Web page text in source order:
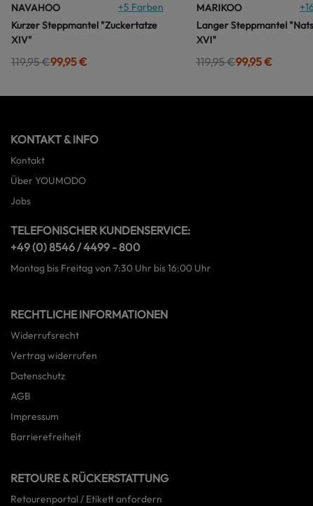
NAVAHOO +5 Farben
Kurzer Steppmantel "Zuckertatze
XIV"
119,95 €99,95 €
MARIKOO +
Langer Steppmantel
XVI"
119,95 €99,95 €
KONTAKT & INFO
Kontakt
Über YOUMODO
Jobs
TELEFONISCHER KUNDENSERVICE:
+49 (0) 8546 / 4499 - 800
Montag bis Freitag von 7:30 Uhr bis 16:00 Uhr
RECHTLICHE INFORMATIONEN
Widerrufsrecht
Vertrag widerrufen
Datenschutz
AGB
Impressum
Barrierefreiheit
RETOURE & RÜCKERSTATTUNG
Retourenportal / Etikett anfordern